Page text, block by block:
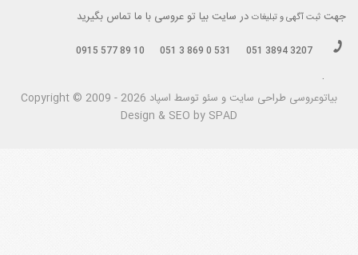
جهت ثبت آگهی و تبلیغات در سایت بیا تو عروسی با ما تماس بگیرید
051 3894 3207
051 3 869 0 531
0915 577 89 10
.
بیاتوعروسی Copyright © 2009 - 2026 طراحی سايت و سئو توسط اسپاد
Design & SEO by SPAD